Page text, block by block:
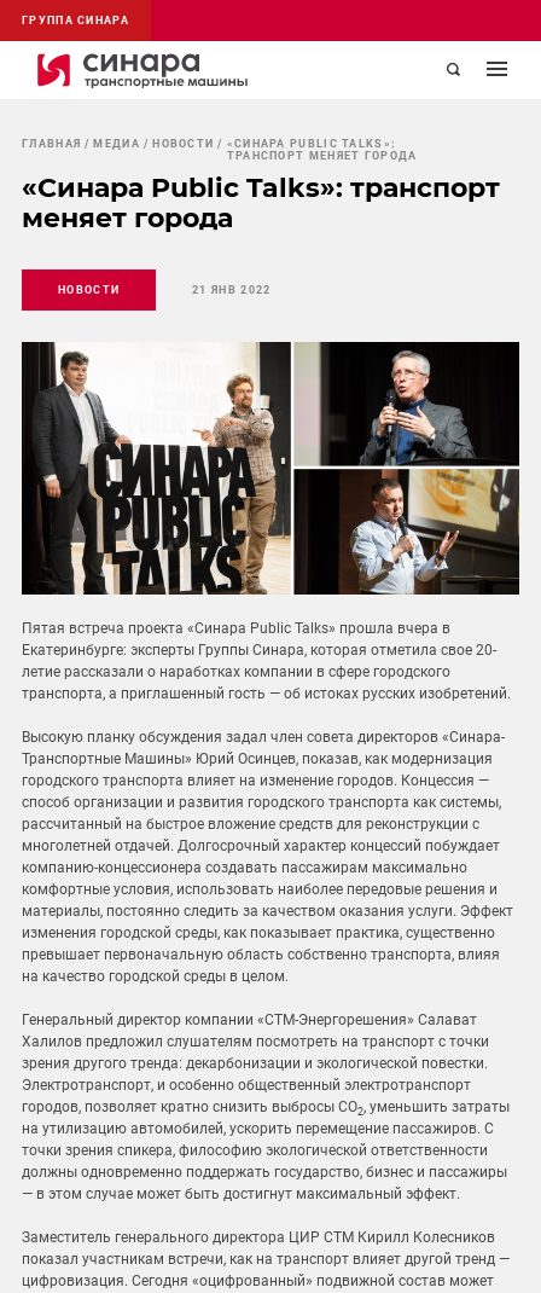
ГРУППА СИНАРА
ГЛАВНАЯ МЕДИА НОВОСТИ
«СИНАРА PUBLIC TALKS»:
ТРАНСПОРТ МЕНЯЕТ ГОРОДА
«Синара Public Talks»: транспорт
меняет города
НОВОСТИ 21 ЯНВ 2022
Пятая встреча проекта «Синара Public Talks» прошла вчера в
Екатеринбурге: эксперты Группы Синара, которая отметила свое 20-
летие рассказали о наработках компании в сфере городского
транспорта, а приглашенный гость — об истоках русских изобретений.
Высокую планку обсуждения задал член совета директоров «Синара-
Транспортные Машины» Юрий Осинцев, показав, как модернизация
городского транспорта влияет на изменение городов. Концессия —
способ организации и развития городского транспорта как системы,
рассчитанный на быстрое вложение средств для реконструкции с
многолетней отдачей. Долгосрочный характер концессий побуждает
компанию-концессионера создавать пассажирам максимально
комфортные условия, использовать наиболее передовые решения и
материалы, постоянно следить за качеством оказания услуги. Эффект
изменения городской среды, как показывает практика, существенно
превышает первоначальную область собственно транспорта, влияя
на качество городской среды в целом.
Генеральный директор компании «СТМ-Энергорешения» Салават
Халилов предложил слушателям посмотреть на транспорт с точки
зрения другого тренда: декарбонизации и экологической повестки.
Электротранспорт, и особенно общественный электротранспорт
городов, позволяет кратно снизить выбросы CO2, уменьшить затраты
на утилизацию автомобилей, ускорить перемещение пассажиров. С
точки зрения спикера, философию экологической ответственности
должны одновременно поддержать государство, бизнес и пассажиры
— в этом случае может быть достигнут максимальный эффект.
Заместитель генерального директора ЦИР СТМ Кирилл Колесников
показал участникам встречи, как на транспорт влияет другой тренд —
цифровизация. Сегодня «оцифрованный» подвижной состав может